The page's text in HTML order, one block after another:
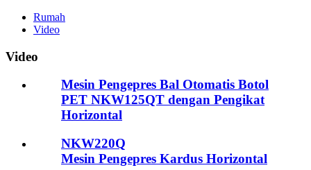
Rumah
Video
Video
Mesin Pengepres Bal Otomatis Botol
PET NKW125QT dengan Pengikat
Horizontal
NKW220Q
Mesin Pengepres Kardus Horizontal